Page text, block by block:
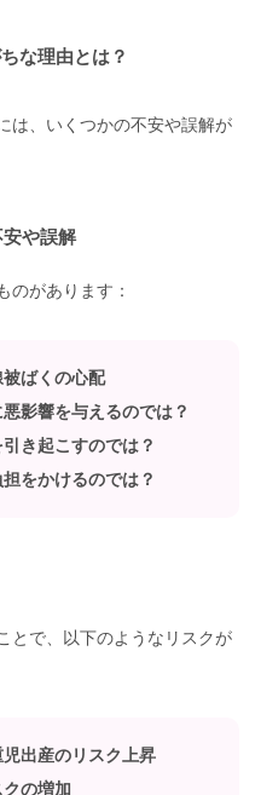
な理由とは？
は、いくつかの不安や誤解が
や誤解
のがあります：
ばくの心配
影響を与えるのでは？
き起こすのでは？
をかけるのでは？
とで、以下のようなリスクが
出産のリスク上昇
の増加